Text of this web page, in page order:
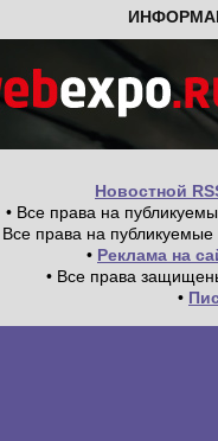
Новостной
• Все права на
Все права на
• Реклама на
• Все права
•